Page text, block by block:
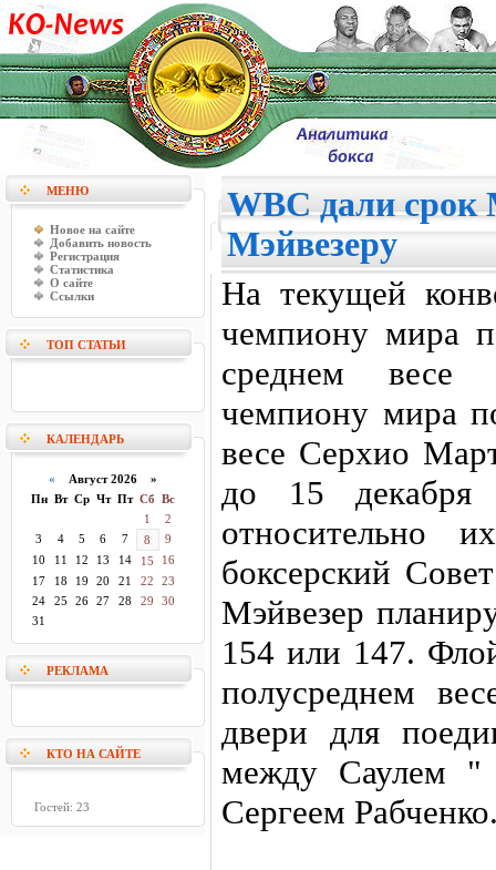
МЕНЮ
Новое на сайте
Добавить новость
Регистрация
Статистика
О сайте
Ссылки
ТОП СТАТЬИ
КАЛЕНДАРЬ
« Август 2026 »
Пн Вт Ср Чт Пт Сб Вс
1
2
3
4 5 6 7 8
9
10
11 12 13 14 15
16
17
18 19 20 21 22
23
24
25 26 27 28 29
30
31
РЕКЛАМА
КТО НА САЙТЕ
Гостей: 23
WBC дали срок
Мэйвезеру
На текущей
чемпиону мира
среднем весе
чемпиону мира
весе Серхио
до 15 декабря
относительно
боксерский
Мэйвезер
154 или 147.
полусреднем
двери для
между Саулем "
Сергеем